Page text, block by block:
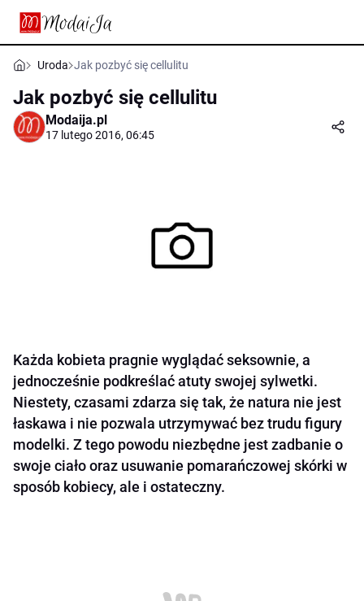
Uroda Jak pozbyć się cellulitu
Jak pozbyć się cellulitu
Modaija.pl
17 lutego 2016, 06:45
Każda kobieta pragnie wyglądać seksownie, a
jednocześnie podkreślać atuty swojej sylwetki.
Niestety, czasami zdarza się tak, że natura nie jest
łaskawa i nie pozwala utrzymywać bez trudu figury
modelki. Z tego powodu niezbędne jest zadbanie o
swoje ciało oraz usuwanie pomarańczowej skórki w
sposób kobiecy, ale i ostateczny.